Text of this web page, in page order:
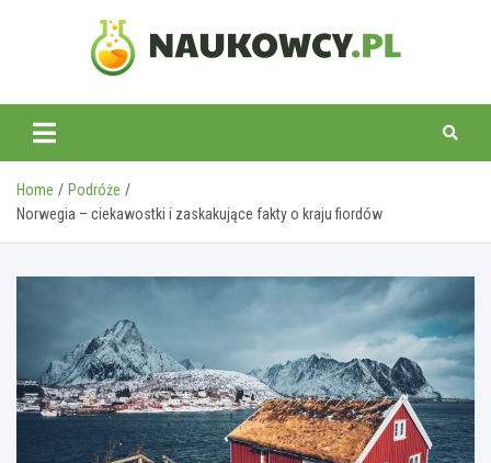
naukowcy.pl
Home
Podróże
Norwegia – ciekawostki i zaskakujące fakty o kraju fiordów